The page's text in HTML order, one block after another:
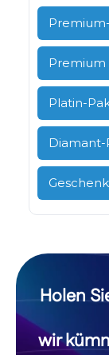
Premium
Platin-
Holen
wir